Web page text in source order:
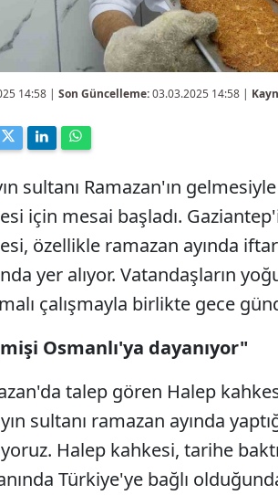
14:58 | Son Güncelleme:03.03.2025 14:58 |
sultanı Ramazan'ın
için mesai başladı.
özellikle ramazan ayında
yer alıyor. Vatandaşların
çalışmayla birlikte gece
Osmanlı'ya dayanıyor"
talep gören Halep
sultanı ramazan ayında
Halep kahkesi, tarihe
Türkiye'ye bağlı